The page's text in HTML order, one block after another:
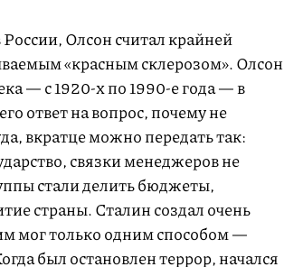
Олсон считал крайней
«красным склерозом». Олсон
— с1920-хпо1990-егода — в
ответ на вопрос, почему не
вкратце можно передать так:
связки менеджеров не
стали делить бюджеты,
страны. Сталин создал очень
мог только одним способом —
был остановлен террор, начался